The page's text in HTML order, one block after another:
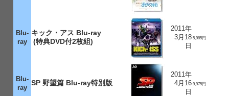
Blu-
ray
キック・アス Blu-ray
(特典DVD付2枚組)
2011年
3月18
日
5,985円
Blu-
ray
SP 野望篇 Blu-ray特別版
2011年
4月16
日
9,975円